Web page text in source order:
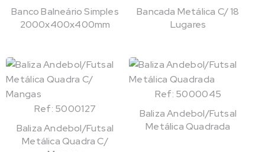
Banco Balneário Simples
2000x400x400mm
Bancada Metálica C/ 18
Lugares
Ref: 5000127
Baliza Andebol/Futsal
Metálica Quadra C/
Ref: 5000045
Baliza Andebol/Futsal
Metálica Quadrada